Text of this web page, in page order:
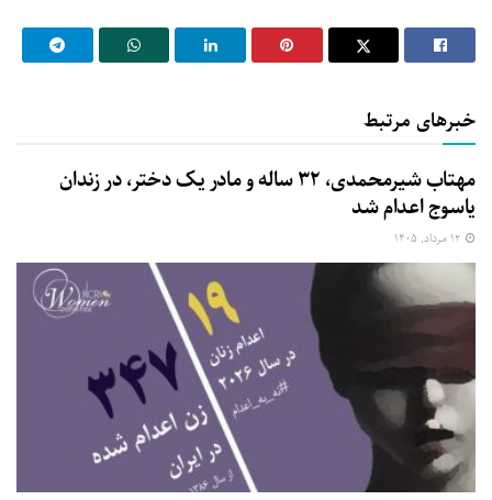
خبرهای مرتبط
مهتاب شیرمحمدی، ۳۲ ساله و مادر یک دختر، در زندان
یاسوج اعدام شد